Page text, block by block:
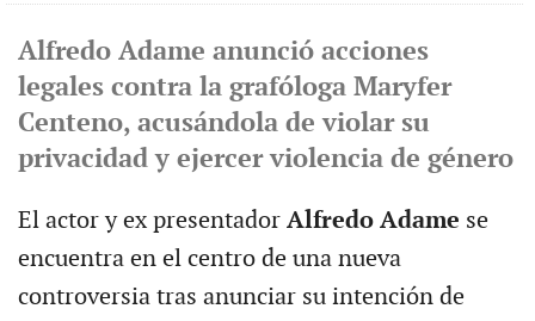
Alfredo Adame anunció acciones
legales contra la grafóloga Maryfer
Centeno, acusándola de violar su
privacidad y ejercer violencia de género
El actor y ex presentador Alfredo Adame se
encuentra en el centro de una nueva
controversia tras anunciar su intención de